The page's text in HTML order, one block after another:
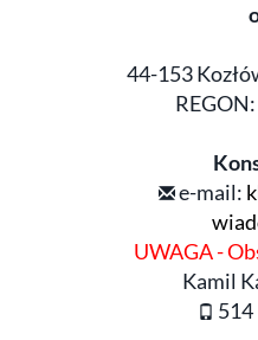
44-153
e-mail:
UWAGA -
Kamil
514